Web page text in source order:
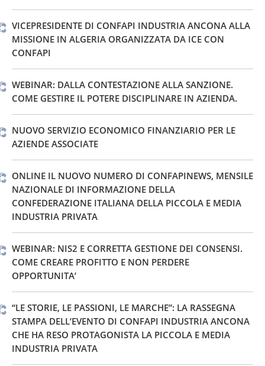
VICEPRESIDENTE DI CONFAPI INDUSTRIA ANCONA ALLA
MISSIONE IN ALGERIA ORGANIZZATA DA ICE CON
CONFAPI
WEBINAR: DALLA CONTESTAZIONE ALLA SANZIONE.
COME GESTIRE IL POTERE DISCIPLINARE IN AZIENDA.
NUOVO SERVIZIO ECONOMICO FINANZIARIO PER LE
AZIENDE ASSOCIATE
ONLINE IL NUOVO NUMERO DI CONFAPINEWS, MENSILE
NAZIONALE DI INFORMAZIONE DELLA
CONFEDERAZIONE ITALIANA DELLA PICCOLA E MEDIA
INDUSTRIA PRIVATA
WEBINAR: NIS2 E CORRETTA GESTIONE DEI CONSENSI.
COME CREARE PROFITTO E NON PERDERE
OPPORTUNITA’
“LE STORIE, LE PASSIONI, LE MARCHE”: LA RASSEGNA
STAMPA DELL’EVENTO DI CONFAPI INDUSTRIA ANCONA
CHE HA RESO PROTAGONISTA LA PICCOLA E MEDIA
INDUSTRIA PRIVATA